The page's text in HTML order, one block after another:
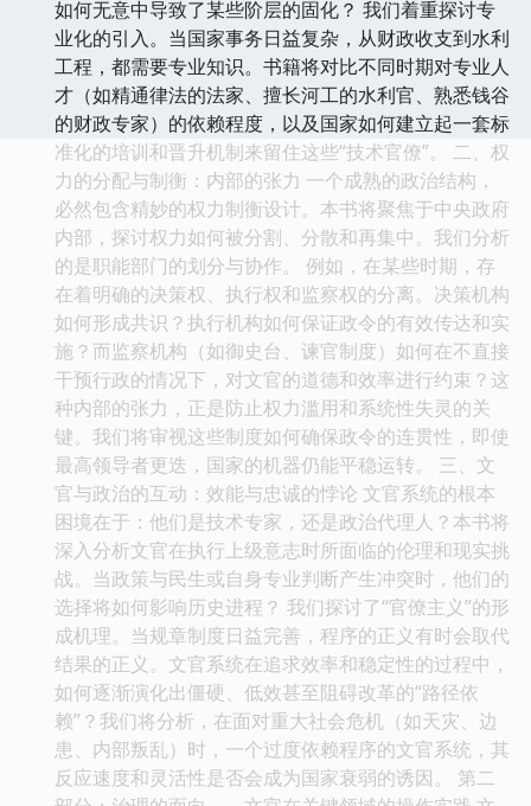
如何无意中导致了某些阶层的固化？ 我们着重探讨专
业化的引入。当国家事务日益复杂，从财政收支到水利
工程，都需要专业知识。书籍将对比不同时期对专业人
才（如精通律法的法家、擅长河工的水利官、熟悉钱谷
的财政专家）的依赖程度，以及国家如何建立起一套标
准化的培训和晋升机制来留住这些“技术官僚”。 二、权
力的分配与制衡：内部的张力 一个成熟的政治结构，
必然包含精妙的权力制衡设计。本书将聚焦于中央政府
内部，探讨权力如何被分割、分散和再集中。我们分析
的是职能部门的划分与协作。 例如，在某些时期，存
在着明确的决策权、执行权和监察权的分离。决策机构
如何形成共识？执行机构如何保证政令的有效传达和实
施？而监察机构（如御史台、谏官制度）如何在不直接
干预行政的情况下，对文官的道德和效率进行约束？这
种内部的张力，正是防止权力滥用和系统性失灵的关
键。我们将审视这些制度如何确保政令的连贯性，即使
最高领导者更迭，国家的机器仍能平稳运转。 三、文
官与政治的互动：效能与忠诚的悖论 文官系统的根本
困境在于：他们是技术专家，还是政治代理人？本书将
深入分析文官在执行上级意志时所面临的伦理和现实挑
战。当政策与民生或自身专业判断产生冲突时，他们的
选择将如何影响历史进程？ 我们探讨了“官僚主义”的形
成机理。当规章制度日益完善，程序的正义有时会取代
结果的正义。文官系统在追求效率和稳定性的过程中，
如何逐渐演化出僵硬、低效甚至阻碍改革的“路径依
赖”？我们将分析，在面对重大社会危机（如天灾、边
患、内部叛乱）时，一个过度依赖程序的文官系统，其
反应速度和灵活性是否会成为国家衰弱的诱因。 第二